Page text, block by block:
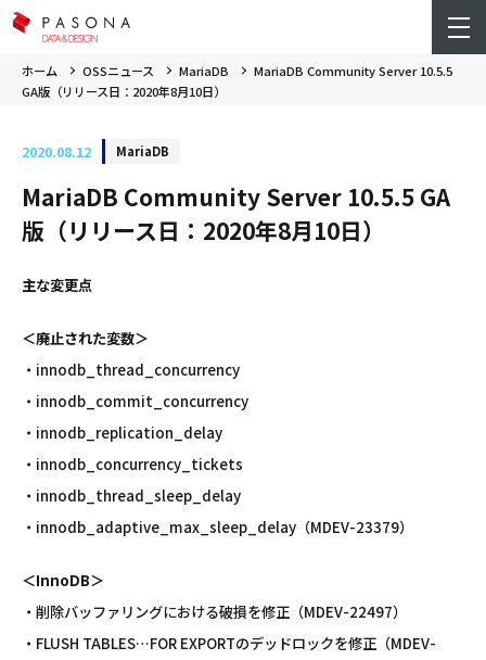
ホーム OSSニュース MariaDB
MariaDB Community Server 10.5.5
GA版（リリース日：2020年8月10日）
2020.08.12 MariaDB
MariaDB Community Server 10.5.5 GA
版（リリース日：2020年8月10日）
主な変更点
＜廃止された変数＞
・innodb_thread_concurrency
・innodb_commit_concurrency
・innodb_replication_delay
・innodb_concurrency_tickets
・innodb_thread_sleep_delay
・innodb_adaptive_max_sleep_delay（MDEV-23379）
＜InnoDB＞
・削除バッファリングにおける破損を修正（MDEV-22497）
・FLUSH TABLES…FOR EXPORTのデッドロックを修正（MDEV-